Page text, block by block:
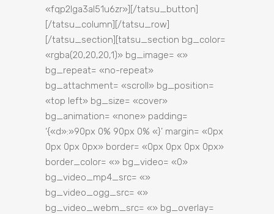
«fqp2lga3al51u6zr»][/tatsu_button]
[/tatsu_column][/tatsu_row]
[/tatsu_section][tatsu_section bg_color=
«rgba(20,20,20,1)» bg_image= «»
bg_repeat= «no-repeat»
bg_attachment= «scroll» bg_position=
«top left» bg_size= «cover»
bg_animation= «none» padding=
‘{«d»:»90px 0% 90px 0% «}’ margin= «0px
0px 0px 0px» border= «0px 0px 0px 0px»
border_color= «» bg_video= «0»
bg_video_mp4_src= «»
bg_video_ogg_src= «»
bg_video_webm_src= «» bg_overlay=